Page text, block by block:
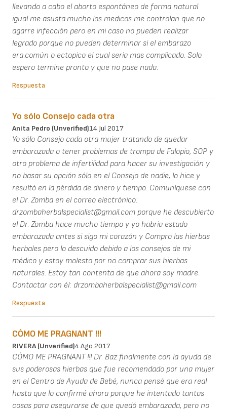
llevando a cabo el aborto espontáneo de forma natural
igual me asusta.mucho los medicos me controlan que no
agarre infección pero en mi caso no pueden realizar
legrado porque no pueden determinar si el embarazo
era.común o ectopico el cual seria mas complicado. Solo
espero termine pronto y que no pase nada.
Respuesta
Yo sólo Consejo cada otra
Anita Pedro (unverified)14 Jul 2017
Yo sólo Consejo cada otra mujer tratando de quedar
embarazada o tener problemas de trompa de Falopio, SOP y
otro problema de infertilidad para hacer su investigación y
no basar su opción sólo en el Consejo de nadie, lo hice y
resultó en la pérdida de dinero y tiempo. Comuníquese con
el Dr. Zomba en el correo electrónico:
drzombaherbalspecialist@gmail.com porque he descubierto
el Dr. Zomba hace mucho tiempo y yo habría estado
embarazada antes si sigo mi corazón y Compro las hierbas
herbales pero lo descuido debido a los consejos de mi
médico y estoy molesto por no comprar sus hierbas
naturales. Estoy tan contenta de que ahora soy madre.
Contactar con él: drzombaherbalspecialist@gmail.com
Respuesta
CÓMO ME PRAGNANT !!!
RIVERA (unverified)4 Ago 2017
CÓMO ME PRAGNANT !!! Dr. Baz finalmente con la ayuda de
sus poderosas hierbas que fue recomendado por una mujer
en el Centro de Ayuda de Bebé, nunca pensé que era real
hasta que lo confirmé ahora porque he intentado tantas
cosas para asegurarse de que quedó embarazada, pero no